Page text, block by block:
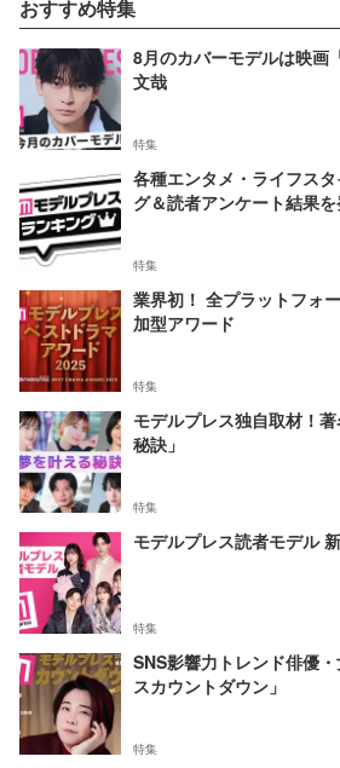
おすすめ特集
8月のカバーモデルは映画
文哉
特集
各種エンタメ・ライフス
グ＆読者アンケート結果
特集
業界初！ 全プラットフォ
加型アワード
特集
モデルプレス独自取材！
秘訣」
特集
モデルプレス読者モデル
特集
SNS影響力トレンド俳優
スカウントダウン」
特集